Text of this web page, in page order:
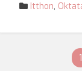
Itthon,
1